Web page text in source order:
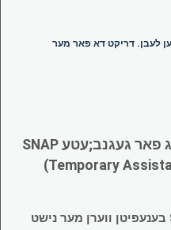
לעבן. דריקט דא פאר מער
וויכטיגע טוישונגען צו ערזעצונג פאר געגנב;עטע SNAP
און צייטווייליגע הילף (Temporary Assistance, TA)
אפליקאציעס פאר געגנב;טע SNAP בענעפיטן ווערן מער נישט